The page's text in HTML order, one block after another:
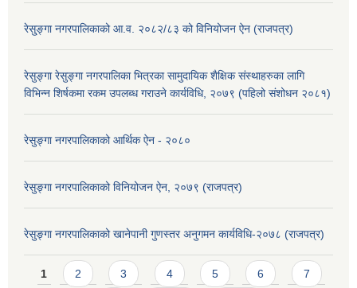
रेसु्ङ्गा नगरपालिकाको आ.व. २०८२/८३ को विनियोजन ऐन (राजपत्र)
रेसुङ्गा रेसुङ्गा नगरपालिका भित्रका सामुदायिक शैक्षिक संस्थाहरुका लागि
विभिन्न शिर्षकमा रकम उपलब्ध गराउने कार्यविधि, २०७९ (पहिलो संशोधन २०८१)
रेसुङ्गा नगरपालिकाको आर्थिक ऐन - २०८०
रेसुङ्गा नगरपालिकाको विनियोजन ऐन, २०७९ (राजपत्र)
रेसुङ्गा नगरपालिकाको खानेपानी गुणस्तर अनुगमन कार्यविधि-२०७८ (राजपत्र)
Pages
1 2 3 4 5 6 7